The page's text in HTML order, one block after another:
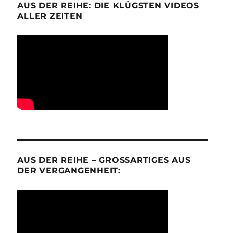
AUS DER REIHE: DIE KLÜGSTEN VIDEOS
ALLER ZEITEN
AUS DER REIHE – GROSSARTIGES AUS D
ER VERGANGENHEIT: